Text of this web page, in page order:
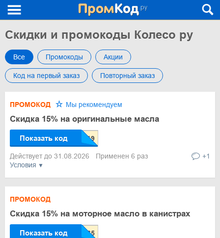
Скидки и промокоды Колесо ру
Все Промокоды Акции
Код на первый заказ Повторный заказ
Условия
ПРОМОКОД Мы рекомендуем
Скидка 15% на оригинальные масла
Показать код
Действует до 31.08.2026 Применен 6 раз +1
ПРОМОКОД
Скидка 15% на моторное масло в канистрах
Показать код